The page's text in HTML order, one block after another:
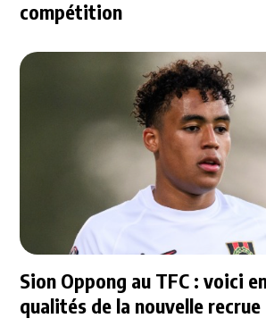
compétition
Sion Oppong au TFC : voici
qualités de la nouvelle recrue